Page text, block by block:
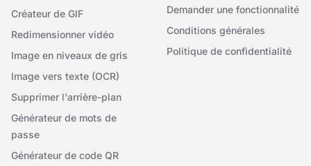
Créateur de GIF
Redimensionner vidéo
Image en niveaux de gris
Image vers texte (OCR)
Supprimer l'arrière-plan
Générateur de mots de
passe
Générateur de code QR
Demander une fonctionnalité
Conditions générales
Politique de confidentialité